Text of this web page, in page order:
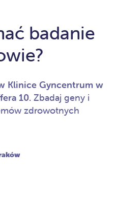
badanie
Klinice Gyncentrum w
10. Zbadaj geny i
zdrowotnych